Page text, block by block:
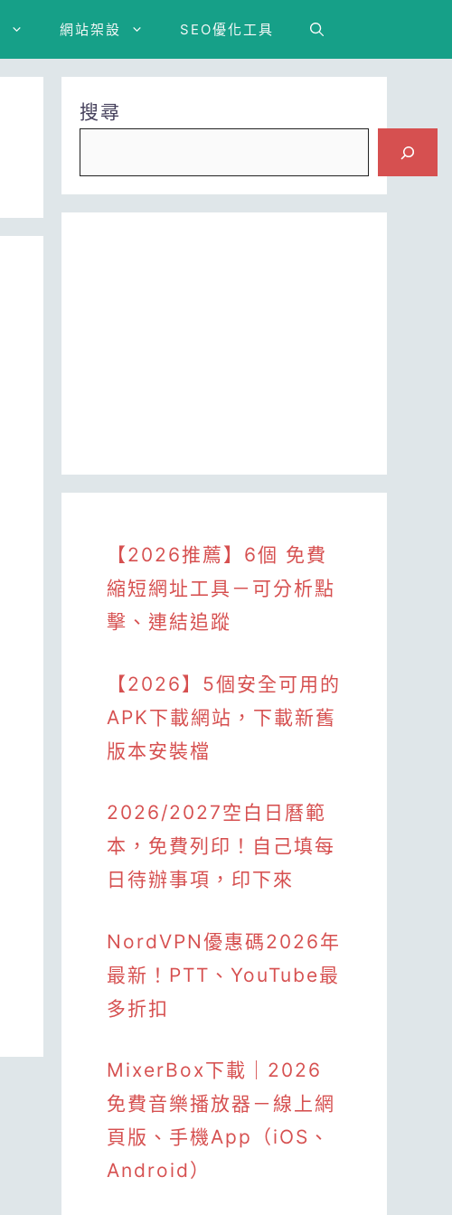
網站架設 SEO優化工具
搜尋
【2026推薦】6個 免費
縮短網址工具－可分析點
擊、連結追蹤
【2026】5個安全可用的
APK下載網站，下載新舊
版本安裝檔
2026/2027空白日曆範
本，免費列印！自己填每
日待辦事項，印下來
NordVPN優惠碼2026年
最新！PTT、YouTube最
多折扣
MixerBox下載｜2026
免費音樂播放器－線上網
頁版、手機App（iOS、
Android）